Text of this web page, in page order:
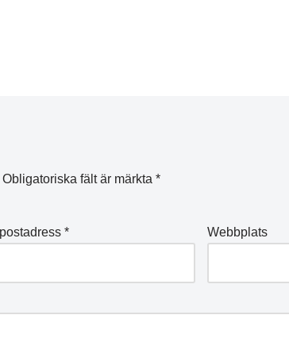
Obligatoriska fält är märkta *
* Webbplats